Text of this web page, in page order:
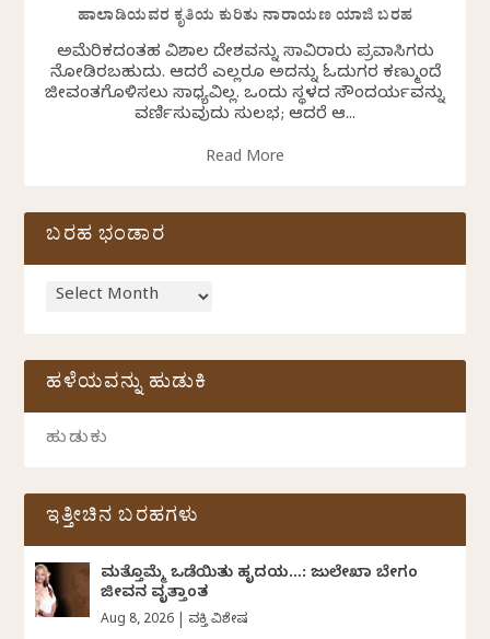
ಹಾಲಾಡಿಯವರ ಕೃತಿಯ ಕುರಿತು ನಾರಾಯಣ ಯಾಜಿ ಬರಹ
ಅಮೆರಿಕದಂತಹ ವಿಶಾಲ ದೇಶವನ್ನು ಸಾವಿರಾರು ಪ್ರವಾಸಿಗರು
ನೋಡಿರಬಹುದು. ಆದರೆ ಎಲ್ಲರೂ ಅದನ್ನು ಓದುಗರ ಕಣ್ಮುಂದೆ
ಜೀವಂತಗೊಳಿಸಲು ಸಾಧ್ಯವಿಲ್ಲ. ಒಂದು ಸ್ಥಳದ ಸೌಂದರ್ಯವನ್ನು
ವರ್ಣಿಸುವುದು ಸುಲಭ; ಆದರೆ ಆ...
Read More
ಬರಹ ಭಂಡಾರ
ಹಳೆಯವನ್ನು ಹುಡುಕಿ
ಇತ್ತೀಚಿನ ಬರಹಗಳು
ಮತ್ತೊಮ್ಮೆ ಒಡೆಯಿತು ಹೃದಯ…: ಜುಲೇಖಾ ಬೇಗಂ
ಜೀವನ ವೃತ್ತಾಂತ
Aug 8, 2026 ವ್ಯಕ್ತಿ ವಿಶೇಷ